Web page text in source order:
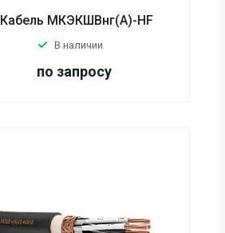
Кабель МКЭКШВнг(А)-HF
В наличии
по запросу